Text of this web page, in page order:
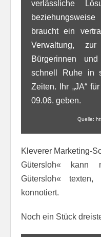
verlässliche
braucht ein
Verwaltung,
Bürgerinnen
schnell Ruhe in
Zeiten. Ihr „JA“
09.06. geben.
Quelle:
Kleverer Marketing-
Gütersloh« kann
Gütersloh«
konnotiert.
Noch ein Stück